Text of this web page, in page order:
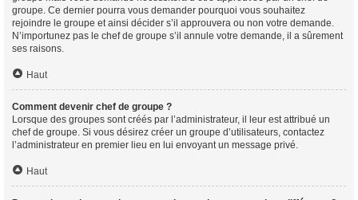
groupe. Ce dernier pourra vous demander pourquoi vous souhaitez
rejoindre le groupe et ainsi décider s’il approuvera ou non votre demande.
N’importunez pas le chef de groupe s’il annule votre demande, il a sûrement
ses raisons.
Haut
Comment devenir chef de groupe ?
Lorsque des groupes sont créés par l’administrateur, il leur est attribué un
chef de groupe. Si vous désirez créer un groupe d’utilisateurs, contactez
l’administrateur en premier lieu en lui envoyant un message privé.
Haut